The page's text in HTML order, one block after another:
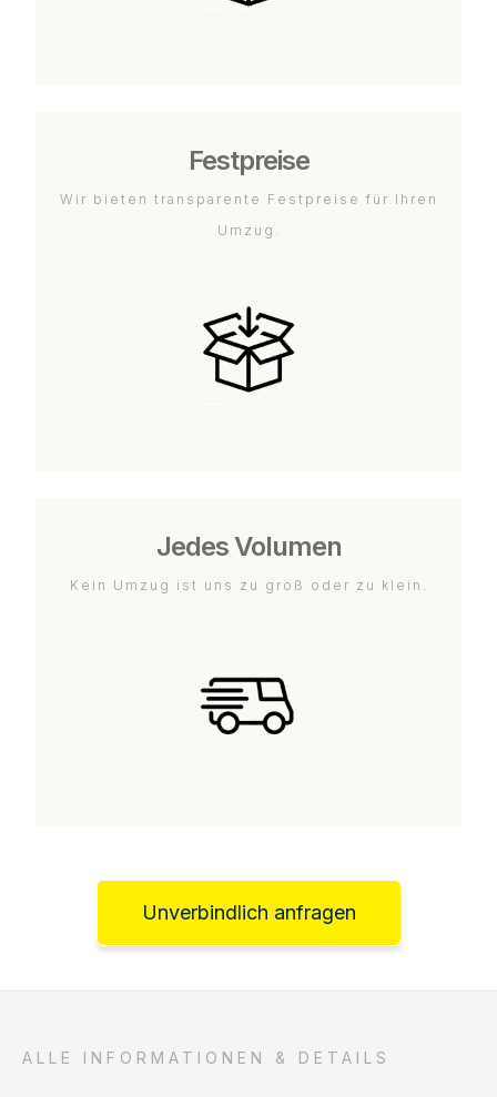
Festpreise
Wir bieten transparente Festpreise für Ihren
Umzug.
Jedes Volumen
Kein Umzug ist uns zu groß oder zu klein.
Unverbindlich anfragen
ALLE INFORMATIONEN & DETAILS